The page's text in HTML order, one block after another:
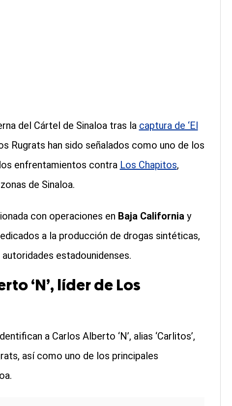
del Cártel de Sinaloa tras la captura de ‘El
Rugrats han sido señalados como uno de los
enfrentamientos contra Los Chapitos,
de Sinaloa.
con operaciones en Baja Californiay
a la producción de drogas sintéticas,
estadounidenses.
‘N’, líder de Los
a Carlos Alberto ‘N’, alias ‘Carlitos’,
así como uno de los principales